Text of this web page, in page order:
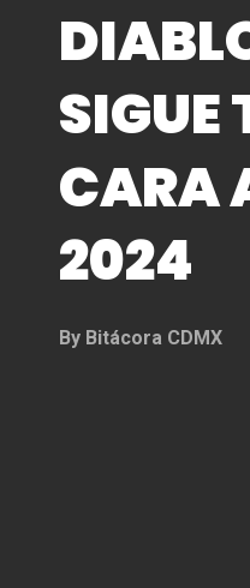
SIGUE
CARA
2024
By Bitácora CDMX